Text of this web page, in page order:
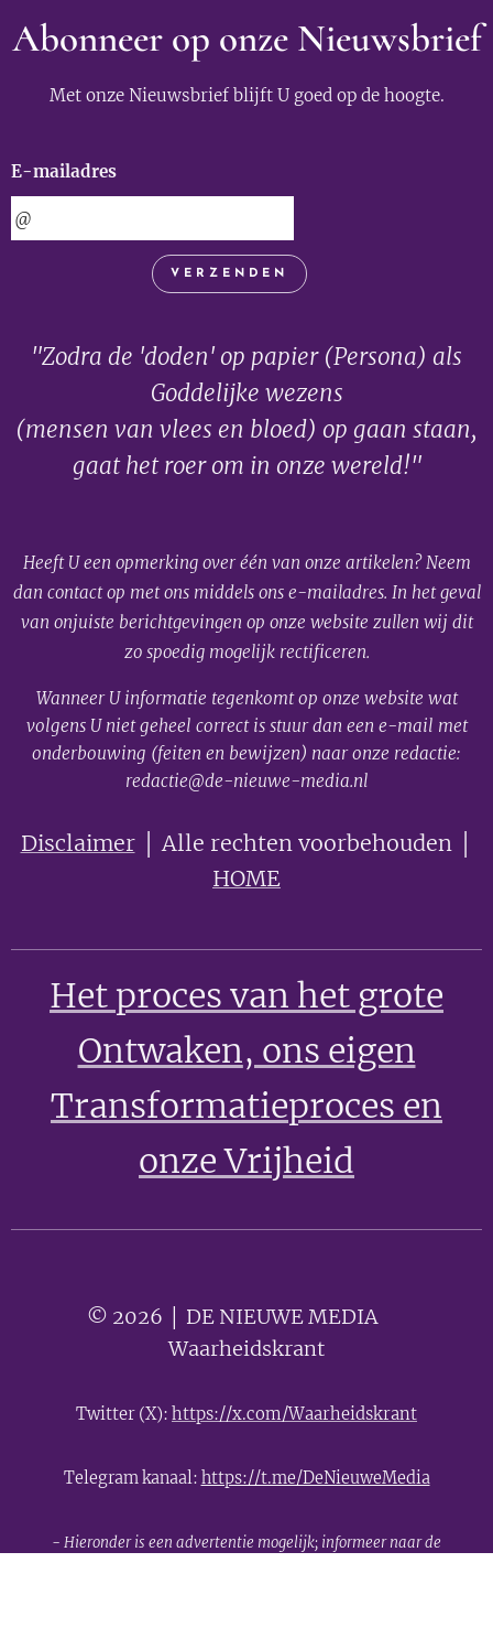
Abonneer op onze Nieuwsbrief
Met onze Nieuwsbrief blijft U goed op de hoogte.
E-mailadres
VERZENDEN
"Zodra de 'doden' op papier (Persona) als
Goddelijke wezens
(mensen van vlees en bloed) op gaan staan,
gaat het roer om in onze wereld!"
Heeft U een opmerking over één van onze artikelen? Neem
dan contact op met ons middels ons e-mailadres. In het geval
van onjuiste berichtgevingen op onze website zullen wij dit
zo spoedig mogelijk rectificeren.
Wanneer U informatie tegenkomt op onze website wat
volgens U niet geheel correct is stuur dan een e-mail met
onderbouwing (feiten en bewijzen) naar onze redactie:
redactie@de-nieuwe-media.nl
Disclaimer│ Alle rechten voorbehouden │
HOME
Het proces van het grote
Ontwaken, ons eigen
Transformatieproces en
onze Vrijheid
© 2026 │ DE NIEUWE MEDIA 🟣
Waarheidskrant
Twitter (X): https://x.com/Waarheidskrant
Telegram kanaal: https://t.me/DeNieuweMedia
- Hieronder is een advertentie mogelijk; informeer naar de